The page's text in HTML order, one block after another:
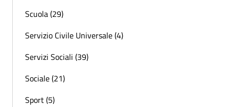
Scuola (29)
Servizio Civile Universale (4)
Servizi Sociali (39)
Sociale (21)
Sport (5)